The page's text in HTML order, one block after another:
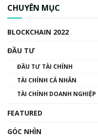
00:02:14
Nhìn lại
đến hệ
CHUYÊN MỤC
BLOCKCHAIN 2022
ĐẦU TƯ
ĐẦU TƯ TÀI CHÍNH
TÀI CHÍNH CÁ NHÂN
TÀI CHÍNH DOANH NGHIỆP
FEATURED
GÓC NHÌN